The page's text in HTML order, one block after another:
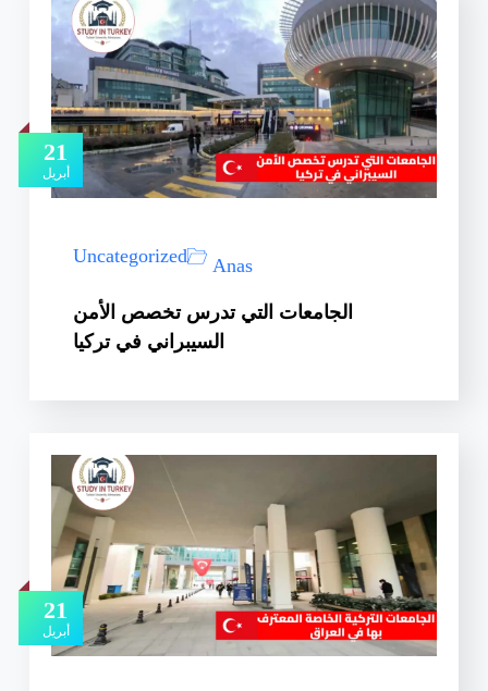
21
أبريل
Anas
Uncategorized
الجامعات التي تدرس تخصص الأمن
السيبراني في تركيا
21
أبريل